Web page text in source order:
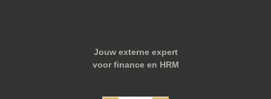
Jouw externe expert
voor finance en HRM